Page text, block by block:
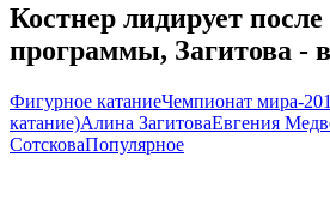
Костнер лидирует
программы, Загитова -
Фигурное катаниеЧемпионат мира-
катание)Алина ЗагитоваЕвгения
СотсковаПопулярное